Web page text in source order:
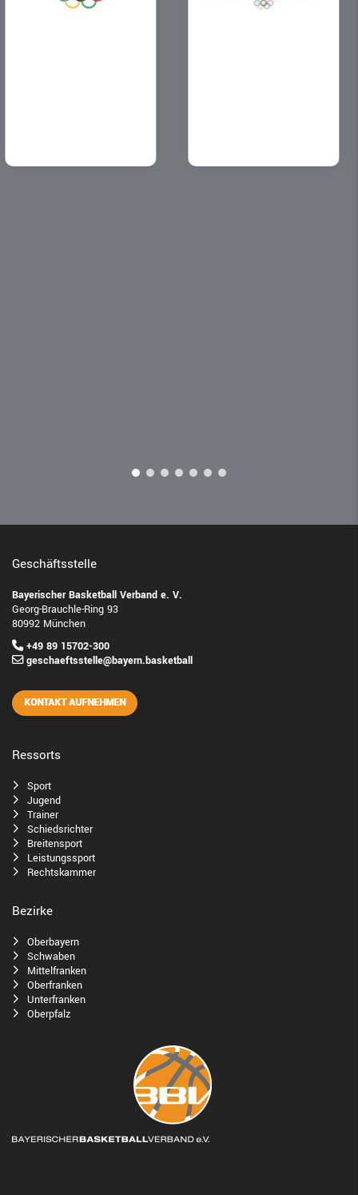
Geschäftsstelle
Bayerischer Basketball Verband e. V.
Georg-Brauchle-Ring 93
80992 München
+49 89 15702-300
geschaeftsstelle@bayern.basketball
KONTAKT AUFNEHMEN
Ressorts
Sport
Jugend
Trainer
Schiedsrichter
Breitensport
Leistungssport
Rechtskammer
Bezirke
Oberbayern
Schwaben
Mittelfranken
Oberfranken
Unterfranken
Oberpfalz